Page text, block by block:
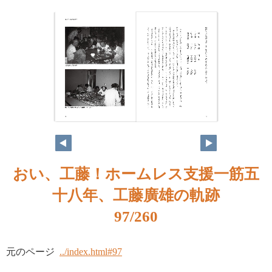
おい、工藤！ホームレス支援一筋五
十八年、工藤廣雄の軌跡
97/260
元のページ ../index.html#97